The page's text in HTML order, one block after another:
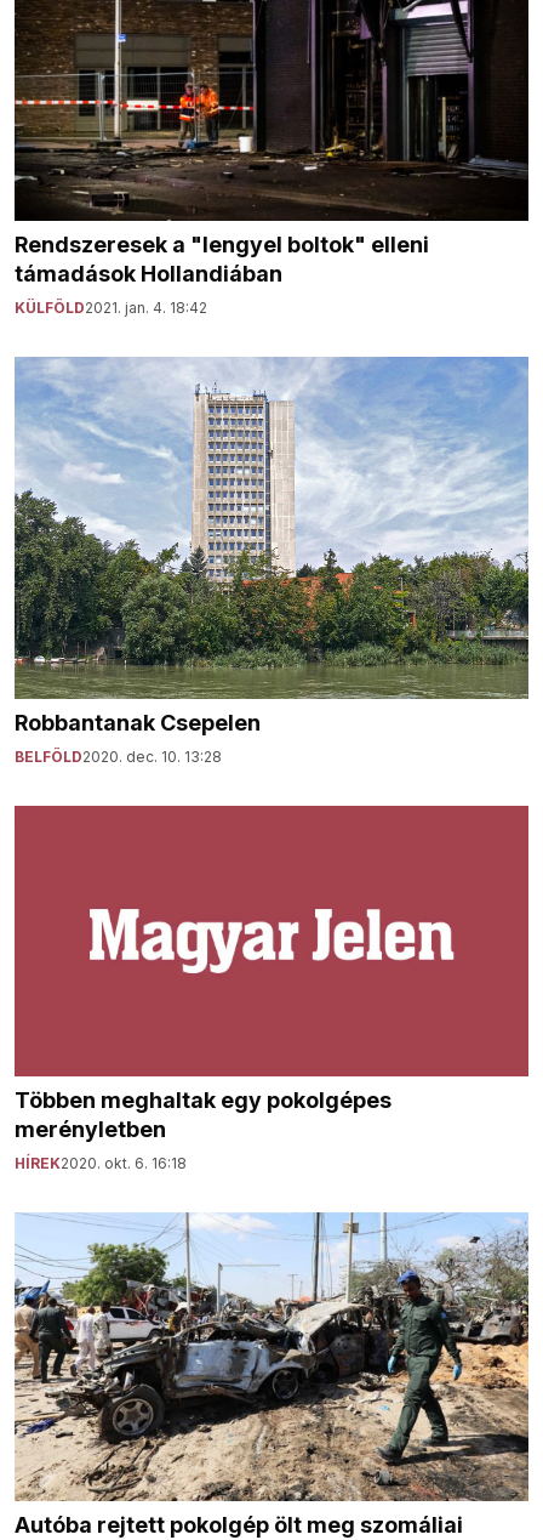
Rendszeresek a "lengyel boltok" elleni
támadások Hollandiában
KÜLFÖLD2021. jan. 4. 18:42
Robbantanak Csepelen
BELFÖLD2020. dec. 10. 13:28
Többen meghaltak egy pokolgépes
merényletben
HÍREK2020. okt. 6. 16:18
Autóba rejtett pokolgép ölt meg szomáliai